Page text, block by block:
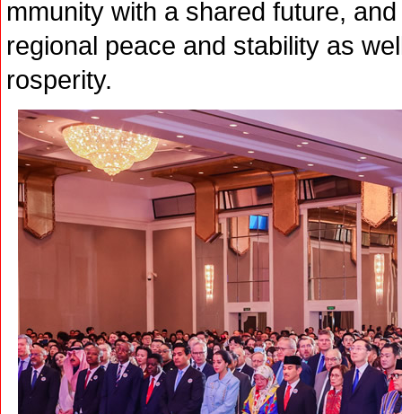
mmunity with a shared future,
regional peace and stability as
rosperity.